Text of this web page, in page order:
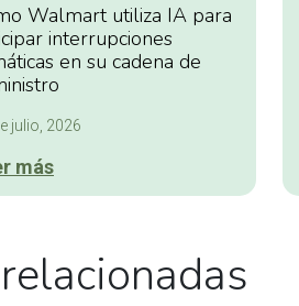
Walmart utiliza IA para
interrupciones
en su cadena de
julio, 2026
más